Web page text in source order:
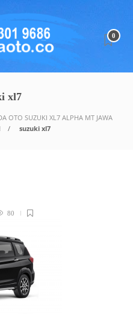
0
xl7
OTO SUZUKI XL7 ALPHA MT JAWA
suzuki xl7
80